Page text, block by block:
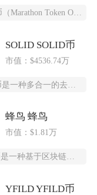
MTO币（Marathon Token Oil）是一种基于区块链技术的全新数字货币，为石油
SOLID SOLID币
市值：$4536.74万
Solid币是一种多合一的去中心化交易所代币，它具备跨链杠杆功能，并且得到了Solana区
蜂鸟 蜂鸟
市值：$1.81万
蜂鸟币是一种基于区块链技术的数字货币，由蜂鸟互联网科技有限公司发行，采用ERC20标准，总
YFILD YFILD币